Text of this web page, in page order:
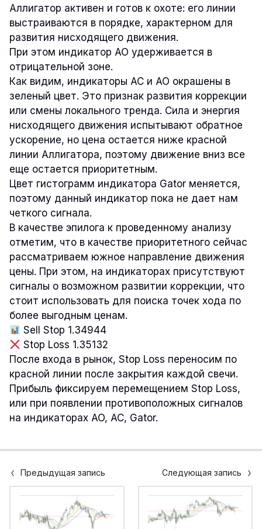
Аллигатор активен и готов к охоте: его линии
выстраиваются в порядке, характерном для
развития нисходящего движения.
При этом индикатор AO удерживается в
отрицательной зоне.
Как видим, индикаторы AC и AO окрашены в
зеленый цвет. Это признак развития коррекции
или смены локального тренда. Сила и энергия
нисходящего движения испытывают обратное
ускорение, но цена остается ниже красной
линии Аллигатора, поэтому движение вниз все
еще остается приоритетным.
Цвет гистограмм индикатора Gator меняется,
поэтому данный индикатор пока не дает нам
четкого сигнала.
В качестве эпилога к проведенному анализу
отметим, что в качестве приоритетного сейчас
рассматриваем южное направление движения
цены. При этом, на индикаторах присутствуют
сигналы о возможном развитии коррекции, что
стоит использовать для поиска точек хода по
более выгодным ценам.
Sell Stop 1.34944
Stop Loss 1.35132
После входа в рынок, Stop Loss переносим по
красной линии после закрытия каждой свечи.
Прибыль фиксируем перемещением Stop Loss,
или при появлении противоположных сигналов
на индикаторах AO, AC, Gator.
Предыдущая запись Следующая запись